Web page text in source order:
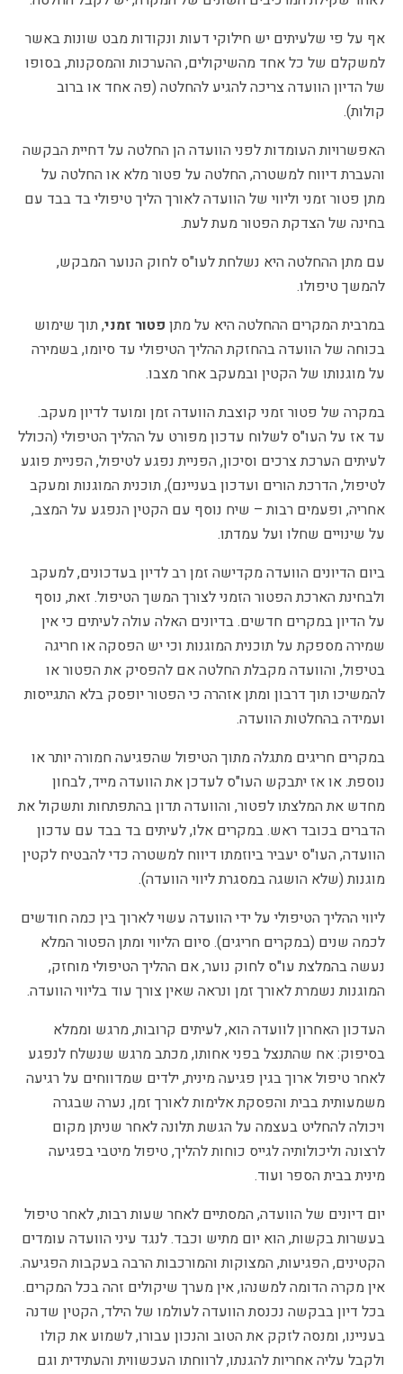
אף על פי שלעיתים יש חילוקי דעות ונקודות מבט שונות באשר
למשקלם של כל אחד מהשיקולים, ההערכות והמסקנות, בסופו
של הדיון הוועדה צריכה להגיע להחלטה (פה אחד או ברוב
קולות).
האפשרויות העומדות לפני הוועדה הן החלטה על דחיית הבקשה
והעברת דיווח למשטרה, החלטה על פטור מלא או החלטה על
מתן פטור זמני וליווי של הוועדה לאורך הליך טיפולי בד בבד עם
בחינה של הצדקת הפטור מעת לעת.
עם מתן ההחלטה היא נשלחת לעו"ס לחוק הנוער המבקש,
להמשך טיפולו.
במרבית המקרים ההחלטה היא על מתן פטור זמני, תוך שימוש
בכוחה של הוועדה בהחזקת ההליך הטיפולי עד סיומו, בשמירה
על מוגנותו של הקטין ובמעקב אחר מצבו.
במקרה של פטור זמני קוצבת הוועדה זמן ומועד לדיון מעקב.
עד אז על העו"ס לשלוח עדכון מפורט על ההליך הטיפולי (הכולל
לעיתים הערכת צרכים וסיכון, הפניית נפגע לטיפול, הפניית פוגע
לטיפול, הדרכת הורים ועדכון בעניינם), תוכנית המוגנות ומעקב
אחריה, ופעמים רבות – שיח נוסף עם הקטין הנפגע על המצב,
על שינויים שחלו ועל עמדתו.
ביום הדיונים הוועדה מקדישה זמן רב לדיון בעדכונים, למעקב
ולבחינת הארכת הפטור הזמני לצורך המשך הטיפול. זאת, נוסף
על הדיון במקרים חדשים. בדיונים האלה עולה לעיתים כי אין
שמירה מספקת על תוכנית המוגנות וכי יש הפסקה או חריגה
בטיפול, והוועדה מקבלת החלטה אם להפסיק את הפטור או
להמשיכו תוך דרבון ומתן אזהרה כי הפטור יופסק בלא התגייסות
ועמידה בהחלטות הוועדה.
במקרים חריגים מתגלה מתוך הטיפול שהפגיעה חמורה יותר או
נוספת. או אז יתבקש העו"ס לעדכן את הוועדה מייד, לבחון
מחדש את המלצתו לפטור, והוועדה תדון בהתפתחות ותשקול את
הדברים בכובד ראש. במקרים אלו, לעיתים בד בבד עם עדכון
הוועדה, העו"ס יעביר ביוזמתו דיווח למשטרה כדי להבטיח לקטין
מוגנות (שלא הושגה במסגרת ליווי הוועדה).
ליווי ההליך הטיפולי על ידי הוועדה עשוי לארוך בין כמה חודשים
לכמה שנים (במקרים חריגים). סיום הליווי ומתן הפטור המלא
נעשה בהמלצת עו"ס לחוק נוער, אם ההליך הטיפולי מוחזק,
המוגנות נשמרת לאורך זמן ונראה שאין צורך עוד בליווי הוועדה.
העדכון האחרון לוועדה הוא, לעיתים קרובות, מרגש וממלא
בסיפוק: אח שהתנצל בפני אחותו, מכתב מרגש שנשלח לנפגע
לאחר טיפול ארוך בגין פגיעה מינית, ילדים שמדווחים על רגיעה
משמעותית בבית והפסקת אלימות לאורך זמן, נערה שבגרה
ויכולה להחליט בעצמה על הגשת תלונה לאחר שניתן מקום
לרצונה וליכולותיה לגייס כוחות להליך, טיפול מיטבי בפגיעה
מינית בבית הספר ועוד.
יום דיונים של הוועדה, המסתיים לאחר שעות רבות, לאחר טיפול
בעשרות בקשות, הוא יום מתיש וכבד. לנגד עיני הוועדה עומדים
הקטינים, הפגיעות, המצוקות והמורכבות הרבה בעקבות הפגיעה.
אין מקרה הדומה למשנהו, אין מערך שיקולים זהה בכל המקרים.
בכל דיון בבקשה נכנסת הוועדה לעולמו של הילד, הקטין שדנה
בעניינו, ומנסה לזקק את הטוב והנכון עבורו, לשמוע את קולו
ולקבל עליה אחריות להגנתו, לרווחתו העכשווית והעתידית וגם